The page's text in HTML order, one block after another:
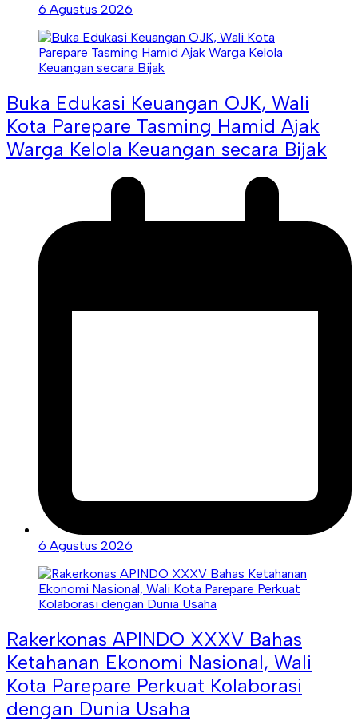
6 Agustus 2026
Buka Edukasi Keuangan OJK, Wali
Kota Parepare Tasming Hamid Ajak
Warga Kelola Keuangan secara Bijak
6 Agustus 2026
Rakerkonas APINDO XXXV Bahas
Ketahanan Ekonomi Nasional, Wali
Kota Parepare Perkuat Kolaborasi
dengan Dunia Usaha